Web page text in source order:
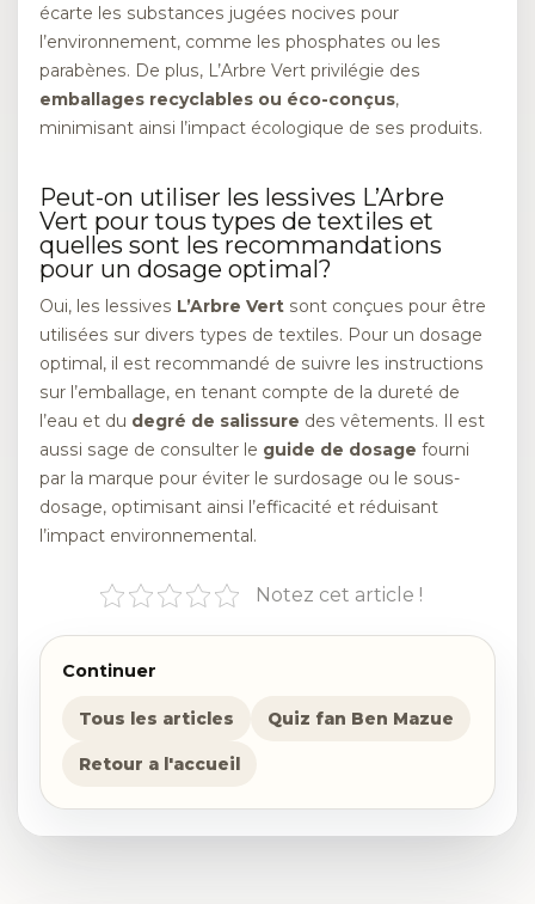
écarte les substances jugées nocives pour
l’environnement, comme les phosphates ou les
parabènes. De plus, L’Arbre Vert privilégie des
emballages recyclables ou éco-conçus,
minimisant ainsi l’impact écologique de ses produits.
Peut-on utiliser les lessives L’Arbre
Vert pour tous types de textiles et
quelles sont les recommandations
pour un dosage optimal?
Oui, les lessives L’Arbre Vert sont conçues pour être
utilisées sur divers types de textiles. Pour un dosage
optimal, il est recommandé de suivre les instructions
sur l’emballage, en tenant compte de la dureté de
l’eau et du degré de salissure des vêtements. Il est
aussi sage de consulter le guide de dosage fourni
par la marque pour éviter le surdosage ou le sous-
dosage, optimisant ainsi l’efficacité et réduisant
l’impact environnemental.
Notez cet article !
Continuer
Tous les articles Quiz fan Ben Mazue
Retour a l'accueil